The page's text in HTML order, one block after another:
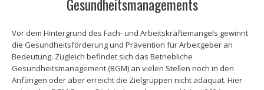
Vor dem Hintergrund des Fach- und Arbeitskräftemangels gewinnt
die Gesundheitsförderung und Prävention für Arbeitgeber an
Bedeutung. Zugleich befindet sich das Betriebliche
Gesundheitsmanagement (BGM) an vielen Stellen noch in den
Anfängen oder aber erreicht die Zielgruppen nicht adäquat. Hier